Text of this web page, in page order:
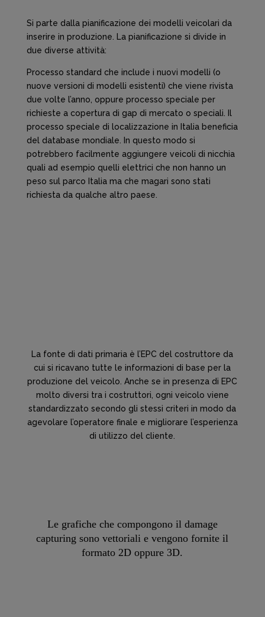
Si parte dalla pianificazione dei modelli veicolari da
inserire in produzione. La pianificazione si divide in
due diverse attività:
Processo standard che include i nuovi modelli (o
nuove versioni di modelli esistenti) che viene rivista
due volte l’anno, oppure processo speciale per
richieste a copertura di gap di mercato o speciali. Il
processo speciale di localizzazione in Italia beneficia
del database mondiale. In questo modo si
potrebbero facilmente aggiungere veicoli di nicchia
quali ad esempio quelli elettrici che non hanno un
peso sul parco Italia ma che magari sono stati
richiesta da qualche altro paese.
La fonte di dati primaria è l’EPC del costruttore da
cui si ricavano tutte le informazioni di base per la
produzione del veicolo. Anche se in presenza di EPC
molto diversi tra i costruttori, ogni veicolo viene
standardizzato secondo gli stessi criteri in modo da
agevolare l’operatore finale e migliorare l’esperienza
di utilizzo del cliente.
Le grafiche che compongono il damage
capturing sono vettoriali e vengono fornite il
formato 2D oppure 3D.